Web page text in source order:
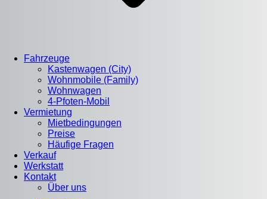
Fahrzeuge
Kastenwagen (City)
Wohnmobile (Family)
Wohnwagen
4-Pfoten-Mobil
Vermietung
Mietbedingungen
Preise
Häufige Fragen
Verkauf
Werkstatt
Kontakt
Über uns